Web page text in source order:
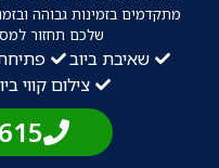
מתקדמים בזמינות גבוהה
שלכם תחזור
שאיבת ביוב
צילום קווי